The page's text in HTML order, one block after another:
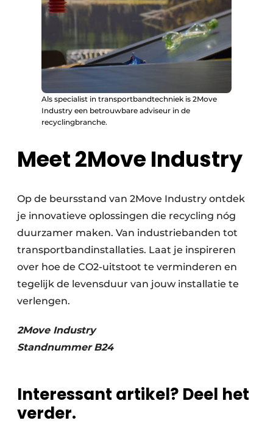
Als specialist in transportbandtechniek is 2Move
Industry een betrouwbare adviseur in de
recyclingbranche.
Meet 2Move Industry
Op de beursstand van 2Move Industry ontdek
je innovatieve oplossingen die recycling nóg
duurzamer maken. Van industriebanden tot
transport­bandinstallaties. Laat je inspireren
over hoe de CO2-uitstoot te verminderen en
tegelijk de levensduur van jouw installatie te
verlengen.
2Move Industry
Standnummer B24
Interessant artikel? Deel het
verder.